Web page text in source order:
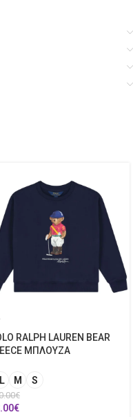
RALPH LAUREN BEAR
ΜΠΛΟΥΖΑ
M S
€
€